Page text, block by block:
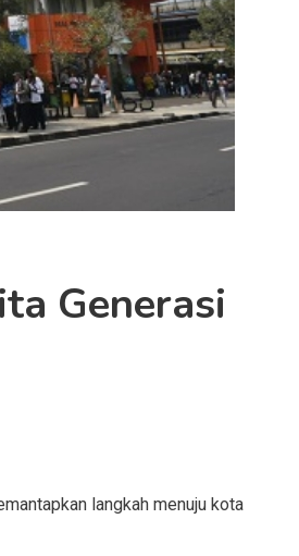
Generasi
langkah menuju kota